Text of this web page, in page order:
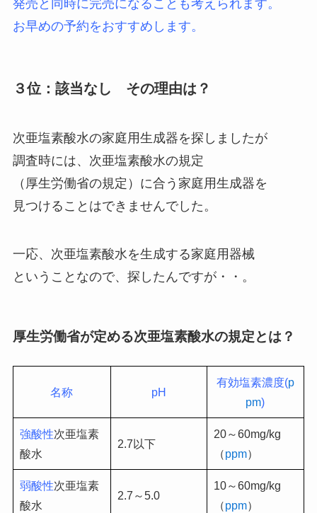
発売と同時に完売になることも考えられます。
お早めの予約をおすすめします。
３位：該当なし その理由は？
次亜塩素酸水の家庭用生成器を探しましたが
調査時には、次亜塩素酸水の規定
（厚生労働省の規定）に合う家庭用生成器を
見つけることはできませんでした。
一応、次亜塩素酸水を生成する家庭用器械
ということなので、探したんですが・・。
厚生労働省が定める次亜塩素酸水の規定とは？
名称 pH
有効塩素濃度(p
pm)
強酸性次亜塩素
酸水
2.7以下
20～60mg/kg
（ppm）
弱酸性次亜塩素
酸水
2.7～5.0
10～60mg/kg
（ppm）